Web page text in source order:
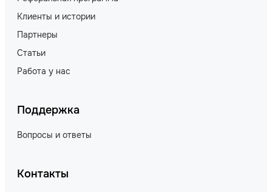
Клиенты и истории
Партнеры
Статьи
Работа у нас
Поддержка
Вопросы и ответы
Контакты